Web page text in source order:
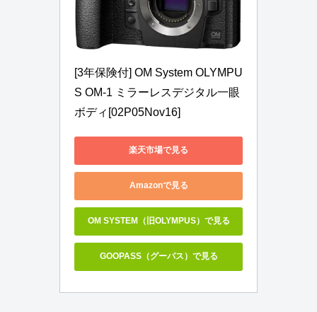
[3年保険付] OM System OLYMPU
S OM-1 ミラーレスデジタル一眼
ボディ[02P05Nov16]
楽天市場で見る
Amazonで見る
OM SYSTEM（旧OLYMPUS）で見る
GOOPASS（グーパス）で見る